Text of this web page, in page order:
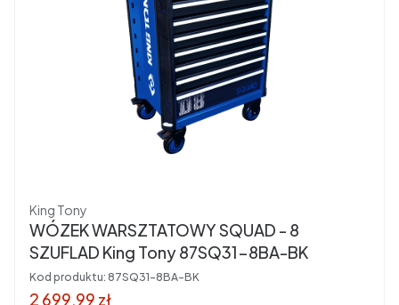
Producent
King Tony
WÓZEK WARSZTATOWY SQUAD - 8
SZUFLAD King Tony 87SQ31-8BA-BK
Kod produktu: 87SQ31-8BA-BK
Cena promocyjna brutto
2 699,99 zł